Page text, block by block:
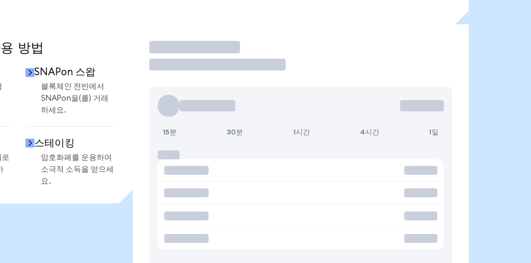
방법
SNAPon 스왑
블록체인 전반에서
SNAPon을(를) 거래
하세요.
스테이킹
암호화폐를 운용하여
소극적 소득을 얻으세
요.
거래
15분 30분 1시간 4시간 1일